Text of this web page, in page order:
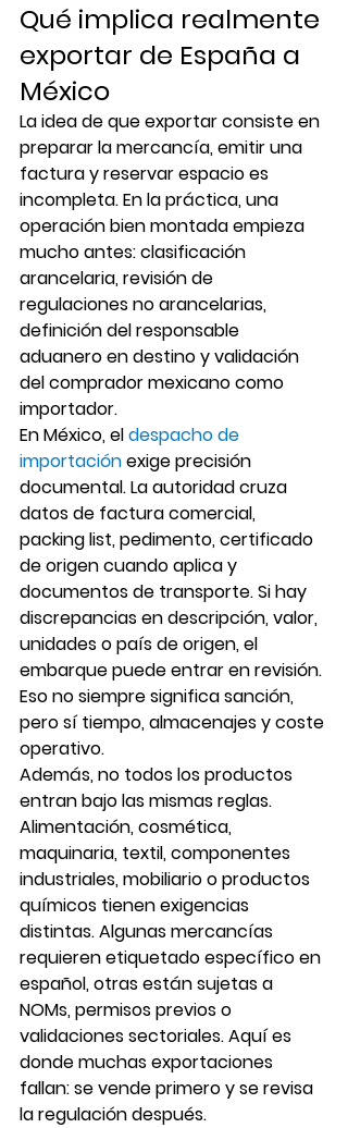
Qué implica realmente
exportar de España a
México
La idea de que exportar consiste en
preparar la mercancía, emitir una
factura y reservar espacio es
incompleta. En la práctica, una
operación bien montada empieza
mucho antes: clasificación
arancelaria, revisión de
regulaciones no arancelarias,
definición del responsable
aduanero en destino y validación
del comprador mexicano como
importador.
En México, el despacho de
importación exige precisión
documental. La autoridad cruza
datos de factura comercial,
packing list, pedimento, certificado
de origen cuando aplica y
documentos de transporte. Si hay
discrepancias en descripción, valor,
unidades o país de origen, el
embarque puede entrar en revisión.
Eso no siempre significa sanción,
pero sí tiempo, almacenajes y coste
operativo.
Además, no todos los productos
entran bajo las mismas reglas.
Alimentación, cosmética,
maquinaria, textil, componentes
industriales, mobiliario o productos
químicos tienen exigencias
distintas. Algunas mercancías
requieren etiquetado específico en
español, otras están sujetas a
NOMs, permisos previos o
validaciones sectoriales. Aquí es
donde muchas exportaciones
fallan: se vende primero y se revisa
la regulación después.